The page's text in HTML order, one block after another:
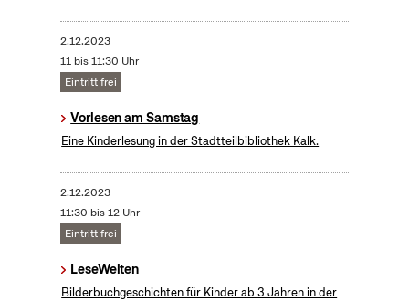
2.12.2023
11 bis 11:30 Uhr
Eintritt frei
Vorlesen am Samstag
Eine Kinderlesung in der Stadtteilbibliothek Kalk.
2.12.2023
11:30 bis 12 Uhr
Eintritt frei
LeseWelten
Bilderbuchgeschichten für Kinder ab 3 Jahren in der